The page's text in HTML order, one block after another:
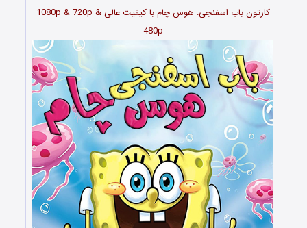
کارتون باب اسفنجی: هوس چام با کیفیت عالی 1080p & 720p &
480p